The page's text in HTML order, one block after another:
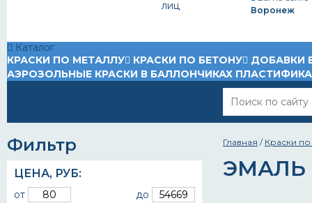
Воронеж
лиц
Каталог
КРАСКИ ПО МЕТАЛЛУ
КРАСКИ ПО БЕТОНУ
ДОБАВКИ
АЭРОЗОЛЬНЫЕ КРАСКИ В БАЛЛОНЧИКАХ
Фильтр
ЦЕНА, РУБ:
от до
Главная / Краски
ЭМАЛЬ